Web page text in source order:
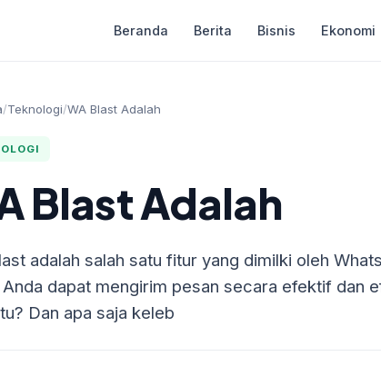
Beranda Berita Bisnis Ekonomi
/Teknologi/WA Blast Adalah
Blast Adalah
adalah salah satu fitur yang dimilki oleh
Anda dapat mengirim pesan secara efektif dan
Dan apa saja keleb